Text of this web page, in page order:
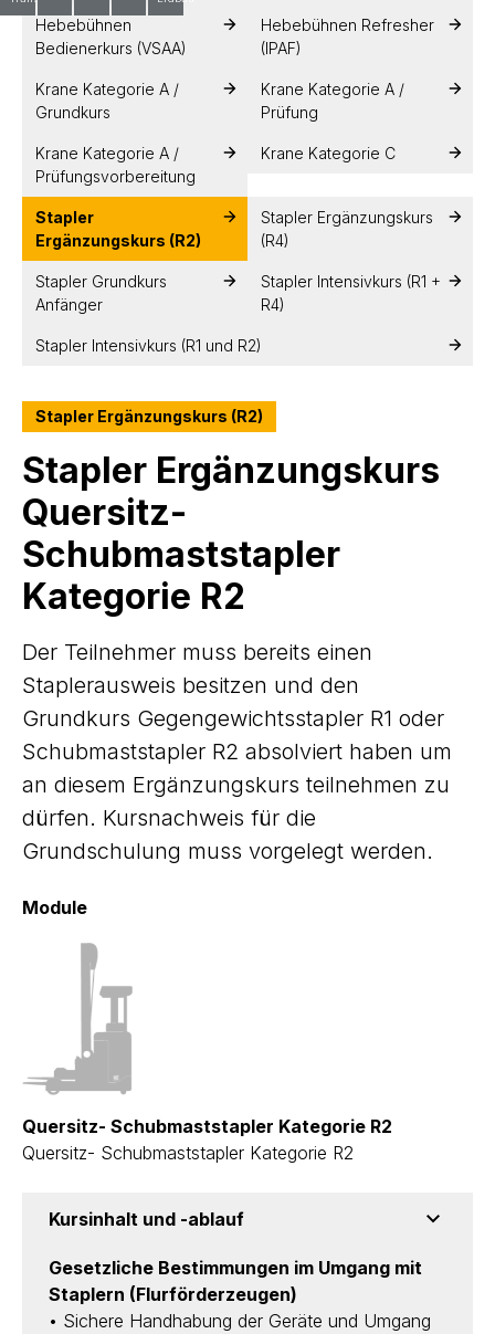
Hebebühnen
Bedienerkurs (VSAA)
Hebebühnen Refresher
(IPAF)
Krane Kategorie A /
Grundkurs
Krane Kategorie A /
Prüfung
Krane Kategorie A /
Prüfungsvorbereitung
Krane Kategorie C
Stapler
Ergänzungskurs (R2)
Stapler Ergänzungskurs
(R4)
Stapler Grundkurs
Anfänger
Stapler Intensivkurs (R1 +
R4)
Stapler Intensivkurs (R1 und R2)
Stapler Ergänzungskurs (R2)
Stapler Ergänzungskurs
Quersitz-
Schubmaststapler
Kategorie R2
Der Teilnehmer muss bereits einen
Staplerausweis besitzen und den
Grundkurs Gegengewichtsstapler R1 oder
Schubmaststapler R2 absolviert haben um
an diesem Ergänzungskurs teilnehmen zu
dürfen. Kursnachweis für die
Grundschulung muss vorgelegt werden.
Module
Quersitz- Schubmaststapler Kategorie R2
Quersitz- Schubmaststapler Kategorie R2
Kursinhalt und -ablauf
Gesetzliche Bestimmungen im Umgang mit
Staplern (Flurförderzeugen)
• Sichere Handhabung der Geräte und Umgang